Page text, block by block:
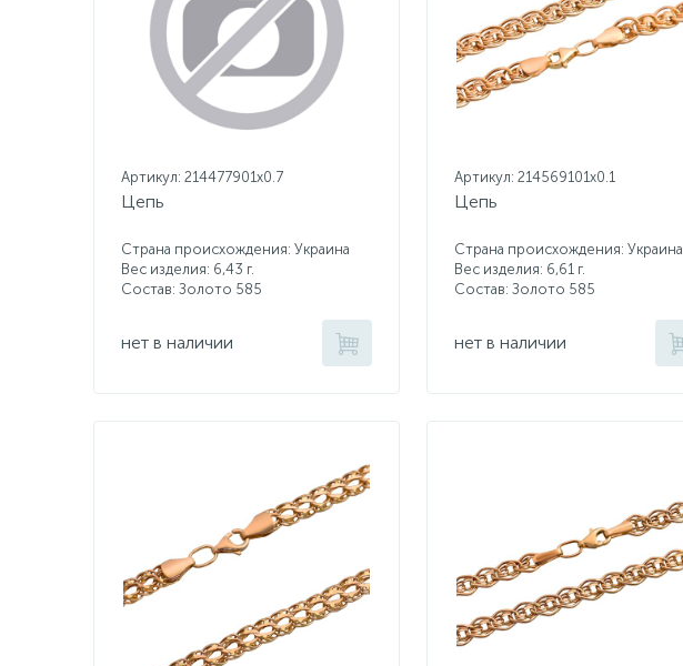
Артикул: 214477901x0.7
Цепь
Страна происхождения: Украина
Вес изделия: 6,43 г.
Состав: Золото 585
нет в наличии
Артикул: 214569101x0.1
Цепь
Страна происхождения: Украина
Вес изделия: 6,61 г.
Состав: Золото 585
нет в наличии